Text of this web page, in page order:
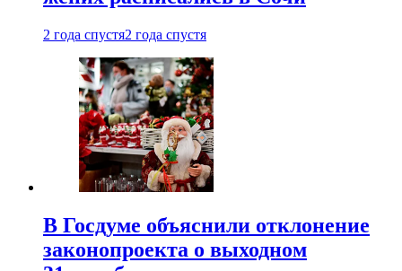
2 года спустя2 года спустя
В Госдуме объяснили отклонение
законопроекта о выходном